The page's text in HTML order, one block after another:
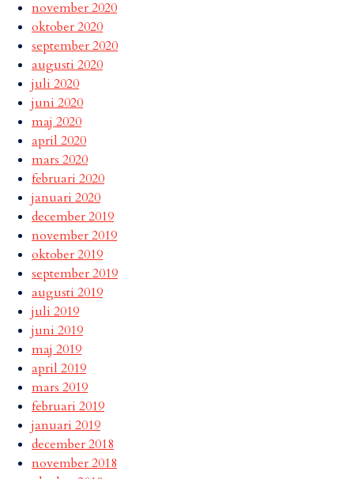
november 2020
oktober 2020
september 2020
augusti 2020
juli 2020
juni 2020
maj 2020
april 2020
mars 2020
februari 2020
januari 2020
december 2019
november 2019
oktober 2019
september 2019
augusti 2019
juli 2019
juni 2019
maj 2019
april 2019
mars 2019
februari 2019
januari 2019
december 2018
november 2018